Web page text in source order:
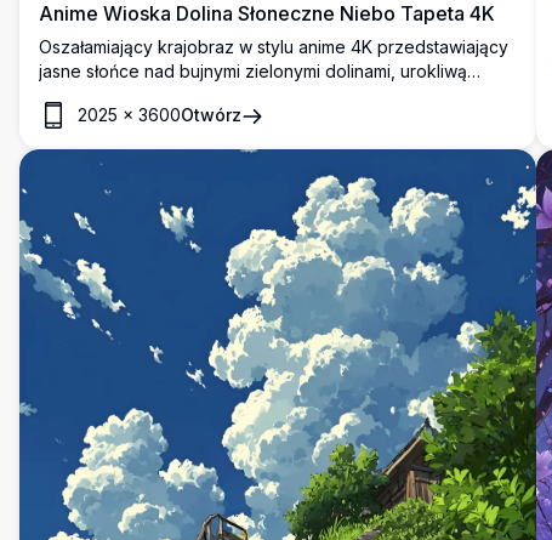
Anime Wioska Dolina Słoneczne Niebo Tapeta 4K
Oszałamiający krajobraz w stylu anime 4K przedstawiający
jasne słońce nad bujnymi zielonymi dolinami, urokliwą
chmurami na tle żywego błękitnego nieba. Idealne jako
2025 × 3600Otwórz